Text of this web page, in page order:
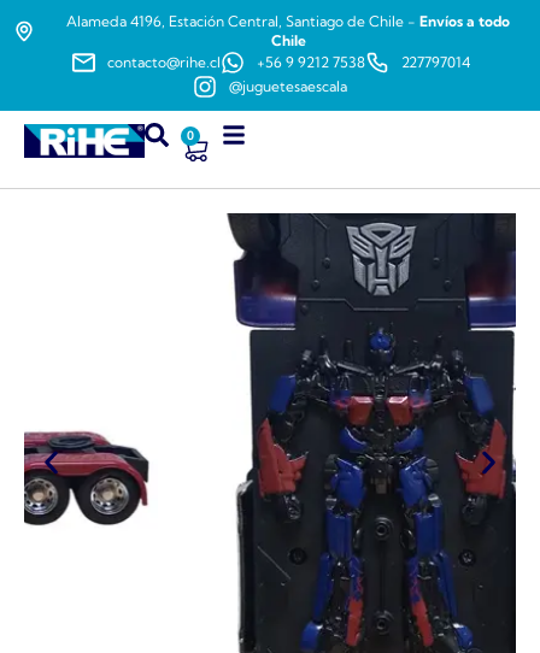
Alameda 4196, Estación Central, Santiago de Chile - Envíos a todo
Chile
contacto@rihe.cl
+56 9 9212 7538
227797014
@juguetesaescala
0